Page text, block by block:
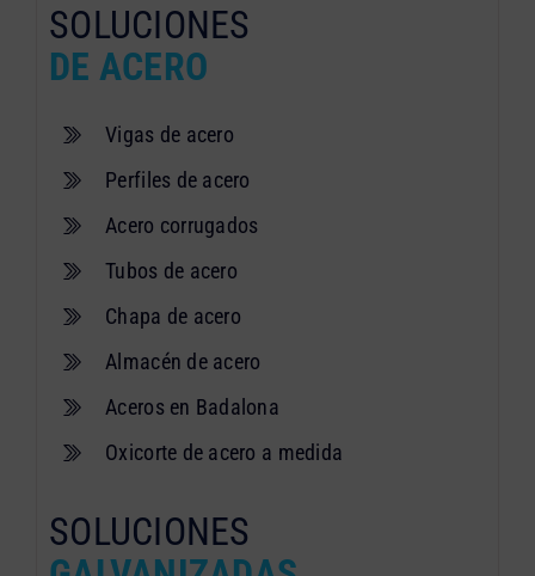
SOLUCIONES
DE ACERO
Vigas de acero
Perfiles de acero
Acero corrugados
Tubos de acero
Chapa de acero
Almacén de acero
Aceros en Badalona
Oxicorte de acero a medida
SOLUCIONES